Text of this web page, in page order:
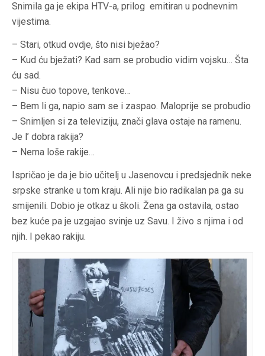
Snimila ga je ekipa HTV-a, prilog emitiran u podnevnim
vijestima.
– Stari, otkud ovdje, što nisi bježao?
– Kud ću bježati? Kad sam se probudio vidim vojsku… Šta
ću sad.
– Nisu čuo topove, tenkove…
– Bem li ga, napio sam se i zaspao. Maloprije se probudio
– Snimljen si za televiziju, znači glava ostaje na ramenu.
Je l’ dobra rakija?
– Nema loše rakije…
Ispričao je da je bio učitelj u Jasenovcu i predsjednik neke
srpske stranke u tom kraju. Ali nije bio radikalan pa ga su
smijenili. Dobio je otkaz u školi. Žena ga ostavila, ostao
bez kuće pa je uzgajao svinje uz Savu. I živo s njima i od
njih. I pekao rakiju.